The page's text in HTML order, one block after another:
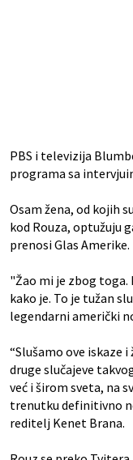
PBS i televizija
programa sa
Osam žena, od kojih
kod Rouza, optužuju
prenosi Glas Amerike.
"Žao mi je zbog toga.
kako je. To je tužan
legendarni američki
“Slušamo ove iskaze
druge slučajeve
već i širom sveta, na
trenutku definitivno
reditelj Kenet Brana.